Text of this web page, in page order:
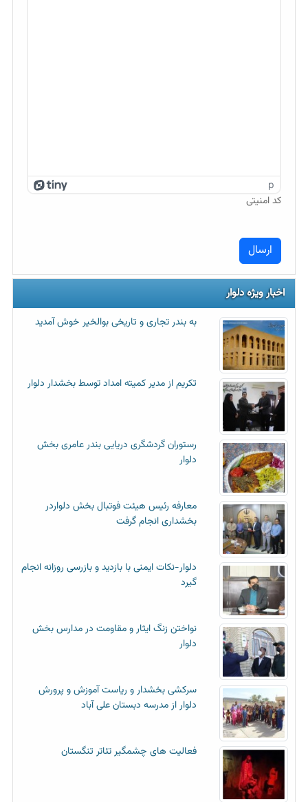
p
کد امنیتی
اخبار ویژه دلوار
به بندر تجاری و تاریخی بوالخیر خوش آمدید
تکریم از مدیر کمیته امداد توسط بخشدار دلوار
رستوران گردشگری دریایی بندر عامری بخش
دلوار
معارفه رئیس هیئت فوتبال بخش دلواردر
بخشداری انجام گرفت
دلوار-نکات ایمنی با بازدید و بازرسی روزانه انجام
گیرد
نواختن زنگ ایثار و مقاومت در مدارس بخش
دلوار
سرکشی بخشدار و ریاست آموزش و پرورش
دلوار از مدرسه دبستان علی آباد
فعالیت های چشمگیر تئاتر تنگستان